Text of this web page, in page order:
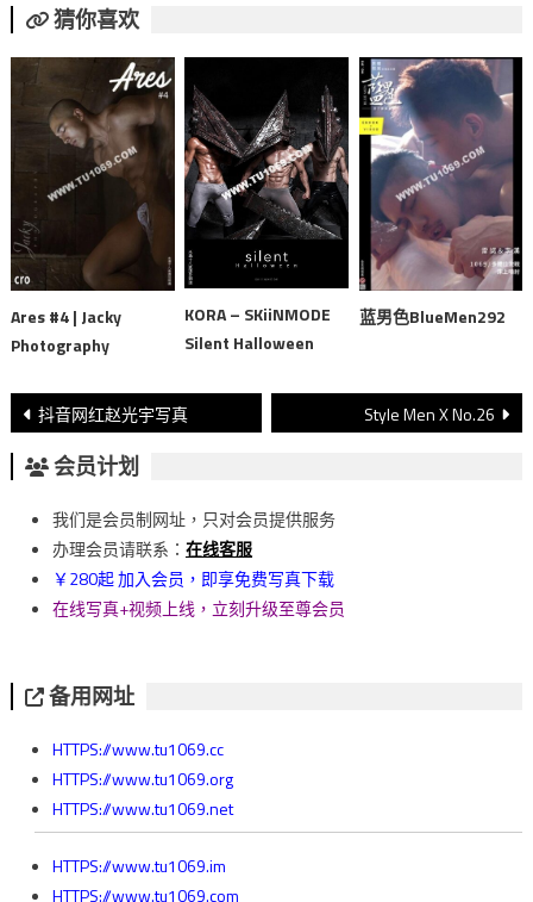
猜你喜欢
Ares #4 | Jacky
Photography
KORA – SKiiNMODE
Silent Halloween
蓝男色BlueMen292
文
章
導
覽
抖音网红赵光宇写真 Style Men X No.26
会员计划
我们是会员制网址，只对会员提供服务
办理会员请联系： 在线客服
￥280起 加入会员，即享免费写真下载
在线写真+视频上线，立刻升级至尊会员
备用网址
HTTPS://www.tu1069.cc
HTTPS://www.tu1069.org
HTTPS://www.tu1069.net
HTTPS://www.tu1069.im
HTTPS://www.tu1069.com